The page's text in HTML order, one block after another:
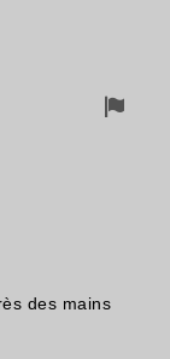
des mains